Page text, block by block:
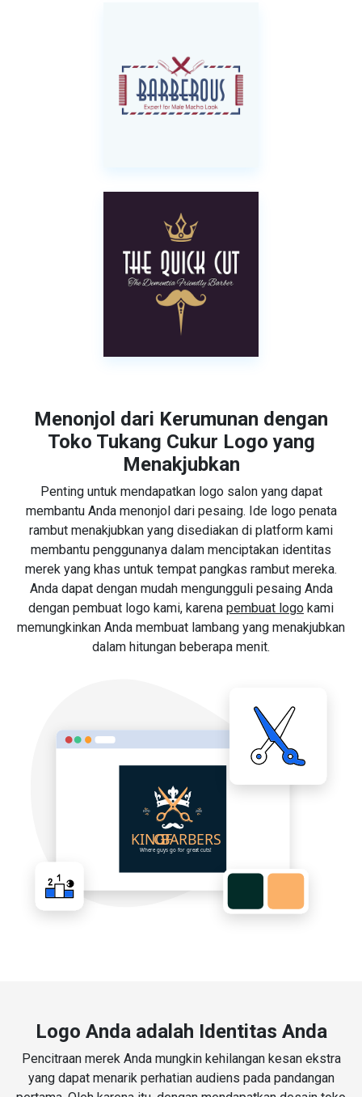
Menonjol dari Kerumunan dengan
Toko Tukang Cukur Logo yang
Menakjubkan
Penting untuk mendapatkan logo salon yang dapat
membantu Anda menonjol dari pesaing. Ide logo penata
rambut menakjubkan yang disediakan di platform kami
membantu penggunanya dalam menciptakan identitas
merek yang khas untuk tempat pangkas rambut mereka.
Anda dapat dengan mudah mengungguli pesaing Anda
dengan pembuat logo kami, karena pembuat logo kami
memungkinkan Anda membuat lambang yang menakjubkan
dalam hitungan beberapa menit.
Logo Anda adalah Identitas Anda
Pencitraan merek Anda mungkin kehilangan kesan ekstra
yang dapat menarik perhatian audiens pada pandangan